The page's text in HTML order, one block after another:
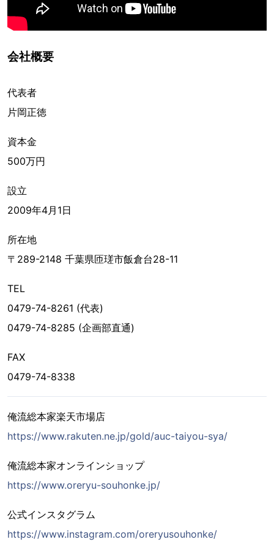
会社概要
代表者
片岡正徳
資本金
500万円
設立
2009年4月1日
所在地
〒289-2148 千葉県匝瑳市飯倉台28-11
TEL
0479-74-8261 (代表)
0479-74-8285 (企画部直通)
FAX
0479-74-8338
俺流総本家楽天市場店
https://www.rakuten.ne.jp/gold/auc-taiyou-sya/
俺流総本家オンラインショップ
https://www.oreryu-souhonke.jp/
公式インスタグラム
https://www.instagram.com/oreryusouhonke/